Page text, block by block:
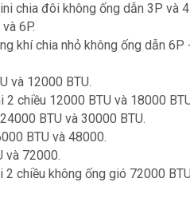
chia đôi không ống dẫn 3P và
6P.
khí chia nhỏ không ống dẫn 6P
và 12000 BTU.
chiều 12000 BTU và 18000
BTU và 30000 BTU.
BTU và 48000.
và 72000.
chiều không ống gió 72000